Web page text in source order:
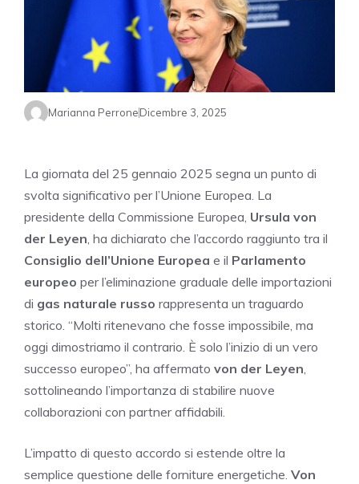
Marianna PerroneDicembre 3, 2025
La giornata del 25 gennaio 2025 segna un punto di
svolta significativo per l’Unione Europea. La
presidente della Commissione Europea, Ursula von
der Leyen, ha dichiarato che l’accordo raggiunto tra il
Consiglio dell’Unione Europea e il Parlamento
europeo per l’eliminazione graduale delle importazioni
di gas naturale russo rappresenta un traguardo
storico. “Molti ritenevano che fosse impossibile, ma
oggi dimostriamo il contrario. È solo l’inizio di un vero
successo europeo”, ha affermato von der Leyen,
sottolineando l’importanza di stabilire nuove
collaborazioni con partner affidabili.
L’impatto di questo accordo si estende oltre la
semplice questione delle forniture energetiche. Von